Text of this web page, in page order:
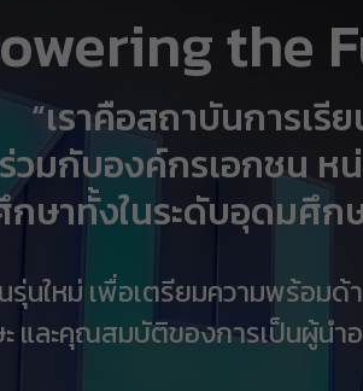
the
“เราคือสถาบันการเรีย
วมกับองค์กรเอกชน ห
กษาทั้งในระดับอุดมศึก
รุ่นใหม่ เพื่อเตรียมความพร้อมด้
และคุณสมบัติของการเป็นผู้นำ